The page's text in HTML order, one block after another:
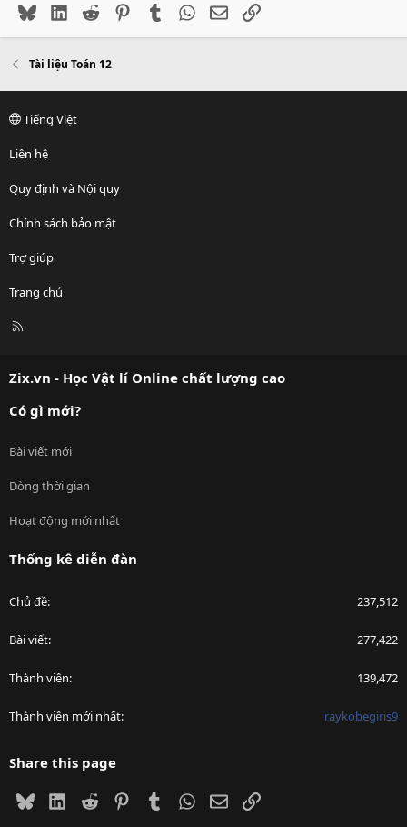
BlueskyLinkedIn
Reddit PinterestTumblr WhatsApp
EmailLink
Tài liệu Toán 12
Tiếng Việt
Liên hệ
Quy định và Nội quy
Chính sách bảo mật
Trợ giúp
Trang chủ
R
Zix.vn - Học Vật lí Online chất lượng cao
Có gì mới?
Bài viết mới
Dòng thời gian
Hoạt động mới nhất
Thống kê diễn đàn
Chủ đề 237,512
Bài viết 277,422
Thành viên 139,472
Thành viên mới nhất raykobegiris9
Share this page
BlueskyLinkedIn
Reddit PinterestTumblrWhatsApp
EmailLink